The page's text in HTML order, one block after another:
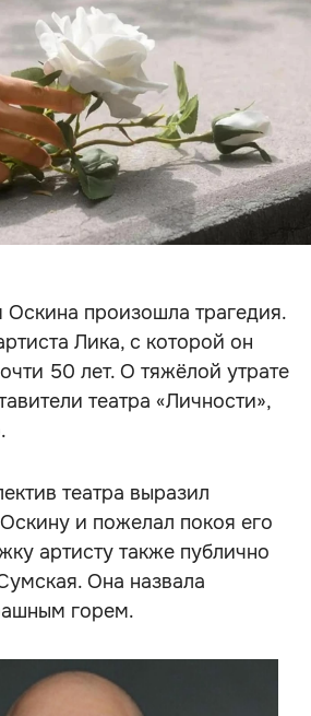
произошла трагедия.
Лика, с которой он
50 лет. О тяжёлой утрате
театра «Личности»,
театра выразил
и пожелал покоя его
артисту также публично
Она назвала
горем.